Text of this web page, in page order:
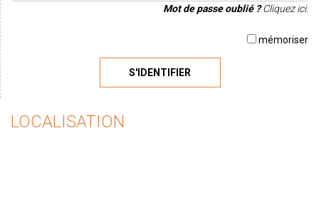
Mot de passe oublié ?Cliquez ici.
mémoriser
S'IDENTIFIER
LOCALISATION